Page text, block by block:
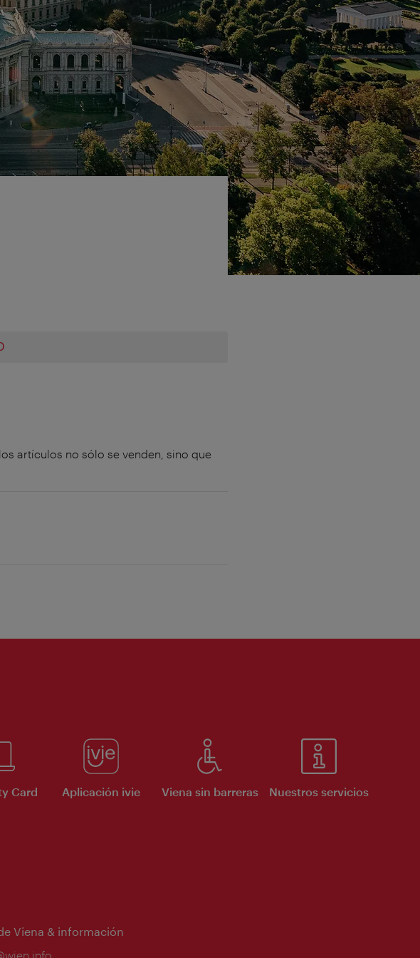
artículos no sólo se venden, sino que
Card Aplicación ivie Viena sin barreras Nuestros servicios
Viena & información